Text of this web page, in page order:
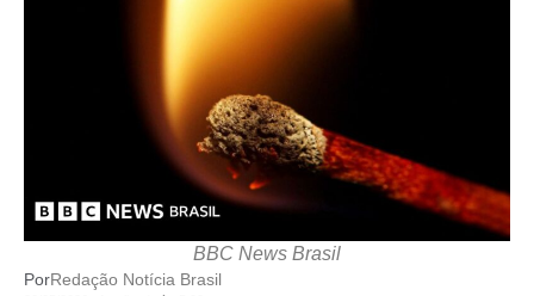
BBC News Brasil
PorRedação Notícia Brasil